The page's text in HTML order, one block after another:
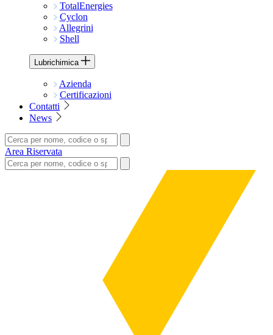
TotalEnergies
Cyclon
Allegrini
Shell
Lubrichimica
Azienda
Certificazioni
Contatti
News
Area Riservata